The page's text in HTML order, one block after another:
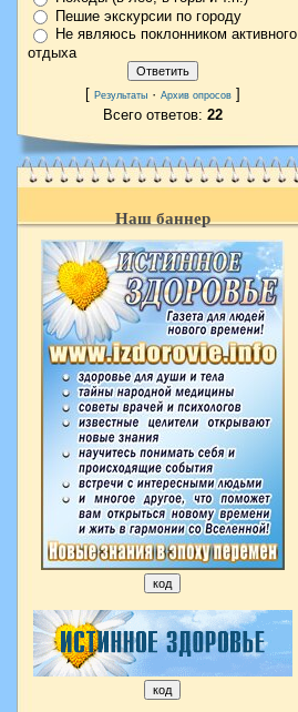
Пешие экскурсии по городу
Не являюсь поклонником активного
отдыха
[ Результаты· Архив опросов]
Всего ответов: 22
Наш баннер